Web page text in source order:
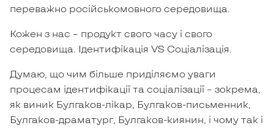
переважно російськомовного середовища.
Кожен з нас – продукт свого часу і свого
середовища. Ідентифікація VS Соціалізація.
Думаю, що чим більше приділяємо уваги
процесам ідентифікації та соціалізації – зокрема,
як виник Булгаков-лікар, Булгаков-письменник,
Булгаков-драматург, Булгаков-киянин, і чому так і